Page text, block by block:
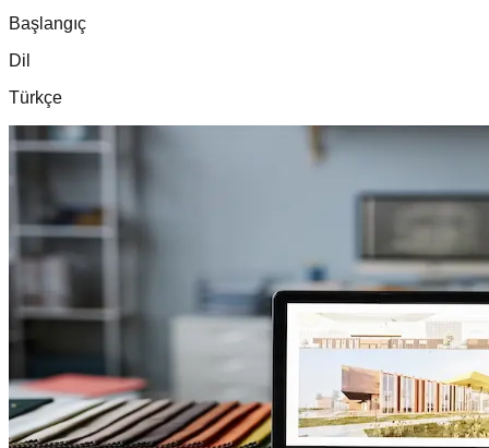
Başlangıç
Dil
Türkçe